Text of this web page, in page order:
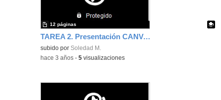
TAREA 2. Presentación CANVA. Soledad Moreno
Contenido educativo.
subido por Soledad M.
12 páginas
-hace 3 años -5 visualizaciones